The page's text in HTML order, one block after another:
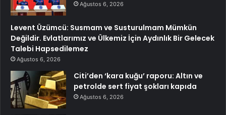
Ağustos 6, 2026
Levent Üzümcü: Susmam ve Susturulmam Mümkün
Değildir. Evlatlarımız ve Ülkemiz İçin Aydınlık Bir Gelecek
Talebi Hapsedilemez
Ağustos 6, 2026
Citi’den ‘kara kuğu’ raporu: Altın ve
petrolde sert fiyat şokları kapıda
Ağustos 6, 2026